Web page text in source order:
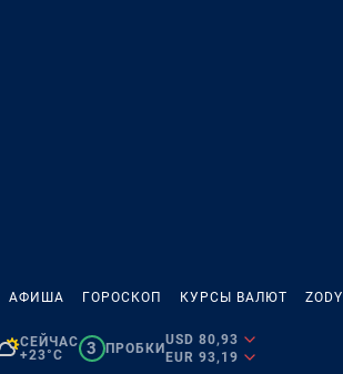
АФИША ГОРОСКОП КУРСЫ ВАЛЮТ ZODY
СЕЙЧАС
+23°C
3 ПРОБКИ
USD 80,93
EUR 93,19